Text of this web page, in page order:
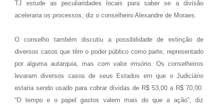
TJ estude as peculiaridades locais para saber se a divisão
aceleraria os processos, diz o conselheiro Alexandre de Moraes.
O conselho também discutiu a possibilidade de extinção de
diversos casos que têm o poder público como parte, representado
por alguma autarquia, mas com valor irrisório. Os conselheiros
levaram diversos casos de seus Estados em que o Judiciário
estaria sendo usado para cobrar dívidas de R$ 53,00 a R$ 70,00.
“O tempo e o papel gastos valem mais do que a ação”, diz